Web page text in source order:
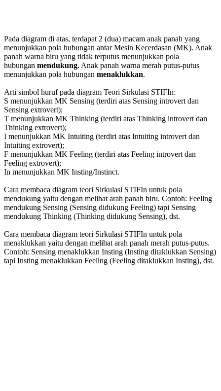
Pada diagram di atas, terdapat 2 (dua) macam anak panah yang
menunjukkan pola hubungan antar Mesin Kecerdasan (MK). Anak
panah warna biru yang tidak terputus menunjukkan pola
hubungan mendukung. Anak panah warna merah putus-putus
menunjukkan pola hubungan menaklukkan.
Arti simbol huruf pada diagram Teori Sirkulasi STIFIn:
S menunjukkan MK Sensing (terdiri atas Sensing introvert dan
Sensing extrovert);
T menunjukkan MK Thinking (terdiri atas Thinking introvert dan
Thinking extrovert);
I menunjukkan MK Intuiting (terdiri atas Intuiting introvert dan
Intuiting extrovert);
F menunjukkan MK Feeling (terdiri atas Feeling introvert dan
Feeling extrovert);
In menunjukkan MK Insting/Instinct.
Cara membaca diagram teori Sirkulasi STIFIn untuk pola
mendukung yaitu dengan melihat arah panah biru. Contoh: Feeling
mendukung Sensing (Sensing didukung Feeling) tapi Sensing
mendukung Thinking (Thinking didukung Sensing), dst.
Cara membaca diagram teori Sirkulasi STIFIn untuk pola
menaklukkan yaitu dengan melihat arah panah merah putus-putus.
Contoh: Sensing menaklukkan Insting (Insting ditaklukkan Sensing)
tapi Insting menaklukkan Feeling (Feeling ditaklukkan Insting), dst.